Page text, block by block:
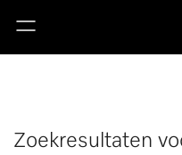
Zoekresultaten